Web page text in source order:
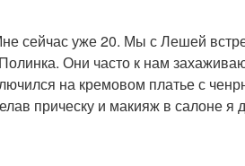
сейчас уже 20. Мы с Лешей
Они часто к нам
на кремовом платье с
прическу и макияж в салоне я